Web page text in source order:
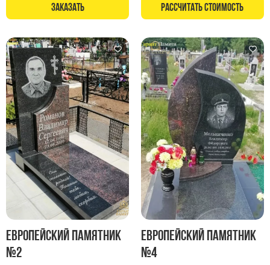
Памятники из гранита Лезниковский
Памятники из гранита Масловский
Памятники из гранита Токовский
Памятники из гранита Капустинский
Арочные памятники
Памятники Крест
Памятники военным
Часовни из белого мрамора и гранита
Скульптуры, барельефы и бюсты из бронзы
Колумбарий
Недорогие памятники
Памятники с фотокерамикой
Памятники животным
Заказать Рассчитать стоимость
Европейский памятник
№2
Европейский памятник
№4